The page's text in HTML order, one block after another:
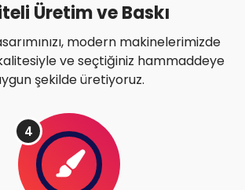
Üretim ve Baskı
modern makinelerimizde
ve seçtiğiniz hammaddeye
şekilde üretiyoruz.
4